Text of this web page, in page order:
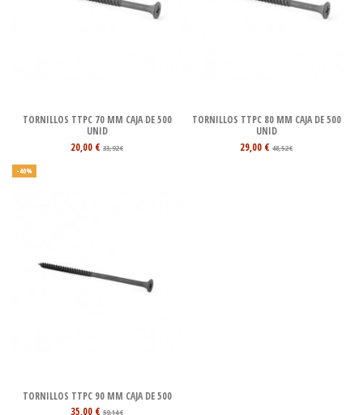
TORNILLOS TTPC 70 MM CAJA DE 500
UNID
20,00 € 33,92 €
TORNILLOS TTPC 80 MM CAJA DE 500
UNID
29,00 € 48,52 €
-40%
TORNILLOS TTPC 90 MM CAJA DE 500
35,00 € 59,14 €